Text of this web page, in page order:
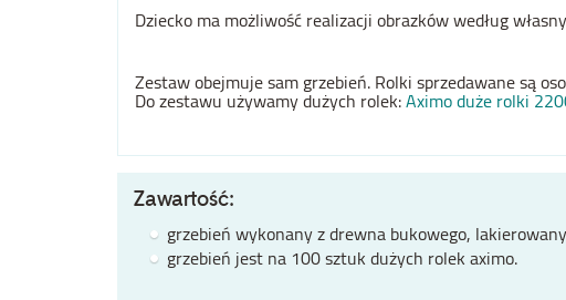
Dziecko ma możliwość realizacji obrazków według
Zestaw obejmuje sam grzebień. Rolki sprzedawane są
Do zestawu używamy dużych rolek:Aximo duże rolki
Zawartość:
grzebień wykonany z drewna bukowego,
grzebień jest na 100 sztuk dużych rolek aximo.